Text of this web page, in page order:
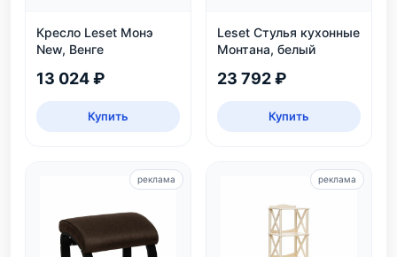
Кресло Leset Монэ
New, Венге
13 024 ₽
Купить
Leset Стулья кухонные
Монтана, белый
23 792 ₽
Купить
реклама реклама